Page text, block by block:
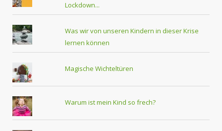
Lockdown...
Was wir von unseren Kindern in dieser Krise
lernen können
Magische Wichteltüren
Warum ist mein Kind so frech?